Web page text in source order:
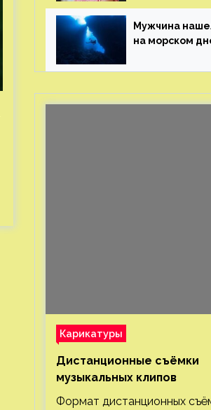
генерала
Мужчина
на морском
рублей с
Карикатуры
Дистанционные съёмки
музыкальных клипов⁠⁠
Формат дистанционных